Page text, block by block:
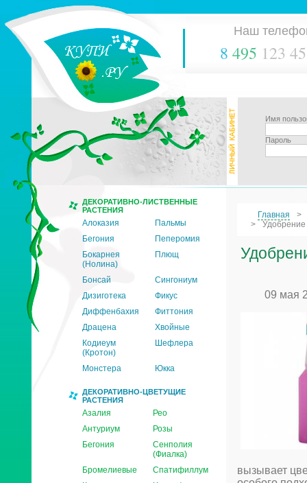
Наш
8 495 123
Имя
Пароль
ДЕКОРАТИВНО-ЛИСТВЕННЫЕ
РАСТЕНИЯ
Алоказия
Пальмы
Бегония
Пеперомия
Бокарнея
(Нолина)
Плющ
Бонсай
Сингониум
Дизиготека
Фикус
Диффенбахия
Фиттония
Драцена
Хвойные
Кодиеум
(Кротон)
Шефлера
Монстера Юкка
ДЕКОРАТИВНО-ЦВЕТУЩИЕ
РАСТЕНИЯ
Азалия
Рео
Антуриум
Розы
Бегония
Сенполия
(Фиалка)
Бромелиевые
Спатифиллум
Главная
Удобрение
09 мая
вызывает